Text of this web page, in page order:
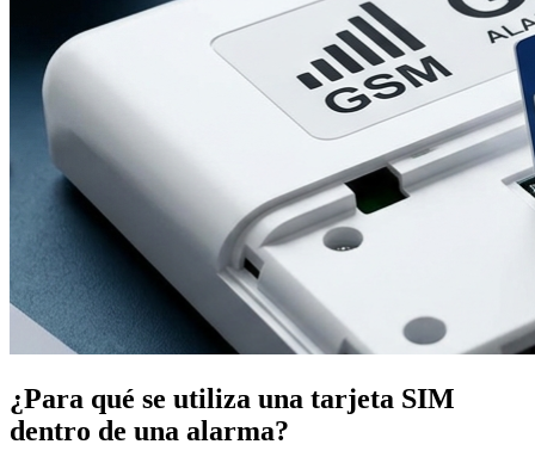
¿Para qué se utiliza una tarjeta SIM
dentro de una alarma?